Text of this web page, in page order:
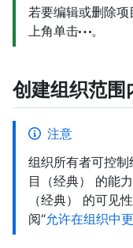
若要编辑或删除
上角单击
。
创建组织范围
注意
组织所有者可控
目（经典） 的能
（经典） 的可见
阅“允许在组织中